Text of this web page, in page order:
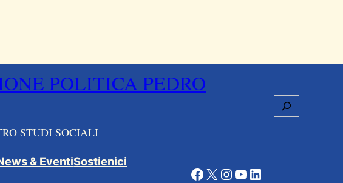
POLITICA PEDRO
STUDI SOCIALI
Cerca
& EventiSostienici
Facebook X Instagram YouTube LinkedIn